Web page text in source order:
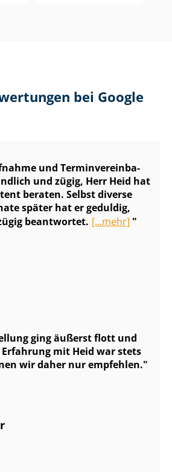
bei Google
und Ter­min­ver­ein­ba­
und zügig, Herr Heid hat
beraten. Selbst diverse
später hat er geduldig,
beantwortet. [...mehr]
ging äußerst flott und
Erfahrung mit Heid war stets
wir daher nur empfehlen.